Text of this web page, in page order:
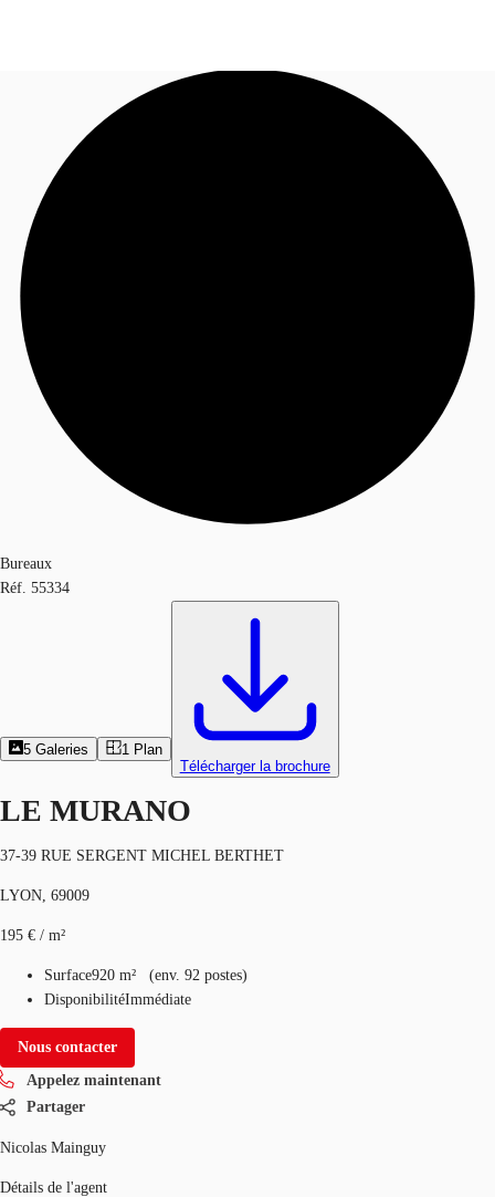
Blog
Données marchés
Appelez maintenant
Bureaux
Réf. 55334
5 Galeries 1 Plan
Télécharger la brochure
LE MURANO
37-39 RUE SERGENT MICHEL BERTHET
LYON, 69009
195 € / m²
Surface920 m² (env. 92 postes)
DisponibilitéImmédiate
Nous contacter
Appelez maintenant
Partager
Nicolas Mainguy
Détails de l'agent